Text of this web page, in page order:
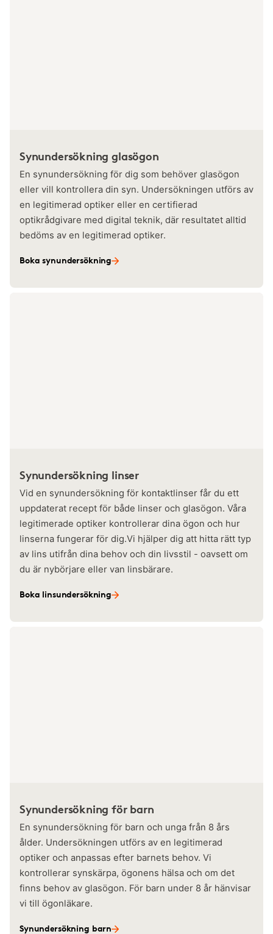
Synundersökning glasögon
En synundersökning för dig som behöver glasögon
eller vill kontrollera din syn. Undersökningen utförs av
en legitimerad optiker eller en certifierad
optikrådgivare med digital teknik, där resultatet alltid
bedöms av en legitimerad optiker.
Boka synundersökning
Synundersökning linser
Vid en synundersökning för kontaktlinser får du ett
uppdaterat recept för både linser och glasögon. Våra
legitimerade optiker kontrollerar dina ögon och hur
linserna fungerar för dig.Vi hjälper dig att hitta rätt typ
av lins utifrån dina behov och din livsstil - oavsett om
du är nybörjare eller van linsbärare.
Boka linsundersökning
Synundersökning för barn
En synundersökning för barn och unga från 8 års
ålder. Undersökningen utförs av en legitimerad
optiker och anpassas efter barnets behov. Vi
kontrollerar synskärpa, ögonens hälsa och om det
finns behov av glasögon. För barn under 8 år hänvisar
vi till ögonläkare.
Synundersökning barn